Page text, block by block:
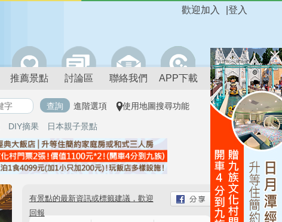
登入
歡迎加入
推薦景點 討論區 聯絡我們 APP下載
進階選項 使用地圖搜尋功能
DIY摘果 日本親子景點
有景點的最新資訊或標籤建議，歡迎
回報